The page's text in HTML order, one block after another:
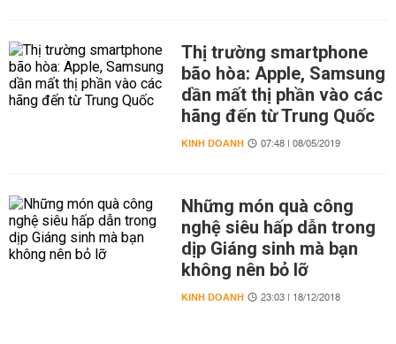
Thị trường smartphone
bão hòa: Apple, Samsung
dần mất thị phần vào các
hãng đến từ Trung Quốc
KINH DOANH 07:48 | 08/05/2019
Những món quà công
nghệ siêu hấp dẫn trong
dịp Giáng sinh mà bạn
không nên bỏ lỡ
KINH DOANH 23:03 | 18/12/2018